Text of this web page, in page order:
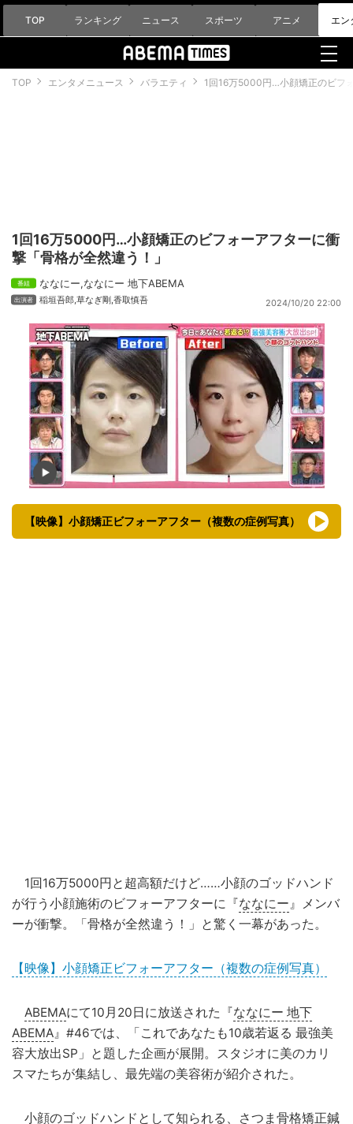
TOP ランキング ニュース スポーツ アニメ エン
TOP エンタメニュース バラエティ 1回16万5000円…小顔矯正のビフ
1回16万5000円…小顔矯正のビフォーアフターに衝
撃「骨格が全然違う！」
ななにー,ななにー 地下ABEMA
稲垣吾郎,草なぎ剛,香取慎吾 2024/10/20 22:00
【映像】小顔矯正ビフォーアフター（複数の症例写真）
1回16万5000円と超高額だけど……小顔のゴッドハンド
が行う小顔施術のビフォーアフターに『ななにー』メンバ
ーが衝撃。「骨格が全然違う！」と驚く一幕があった。
【映像】小顔矯正ビフォーアフター（複数の症例写真）
ABEMAにて10月20日に放送された『ななにー 地下
ABEMA』#46では、「これであなたも10歳若返る 最強美
容大放出SP」と題した企画が展開。スタジオに美のカリ
スマたちが集結し、最先端の美容術が紹介された。
小顔のゴッドハンドとして知られる、さつま骨格矯正鍼